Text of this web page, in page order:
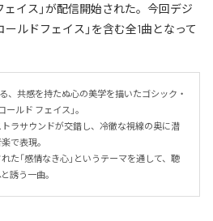
ェイス」が配信開始された。今回デジ
ルドフェイス」を含む全1曲となって
、共感を持たぬ心の美学を描いたゴシック・
ルド フェイス」。
ラサウンドが交錯し、冷徹な視線の奥に潜
で表現。
た「感情なき心」というテーマを通して、聴
誘う一曲。